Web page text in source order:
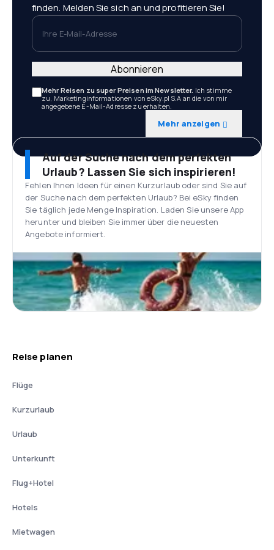
finden. Melden Sie sich an und profitieren Sie!
Ihre E-Mail-Adresse
Mehr Reisen zu super Preisen im Newsletter. Ich stimme
zu, Marketinginformationen von eSky.pl S.A an die von mir
angegebene E-Mail-Adresse zu erhalten.
Mehr anzeigen
Abonnieren
Auf der Suche nach dem perfekten
Urlaub? Lassen Sie sich inspirieren!
Fehlen Ihnen Ideen für einen Kurzurlaub oder sind Sie auf
der Suche nach dem perfekten Urlaub? Bei eSky finden
Sie täglich jede Menge Inspiration. Laden Sie unsere App
herunter und bleiben Sie immer über die neuesten
Angebote informiert.
Reise planen
Flüge
Kurzurlaub
Urlaub
Unterkunft
Flug+Hotel
Hotels
Mietwagen